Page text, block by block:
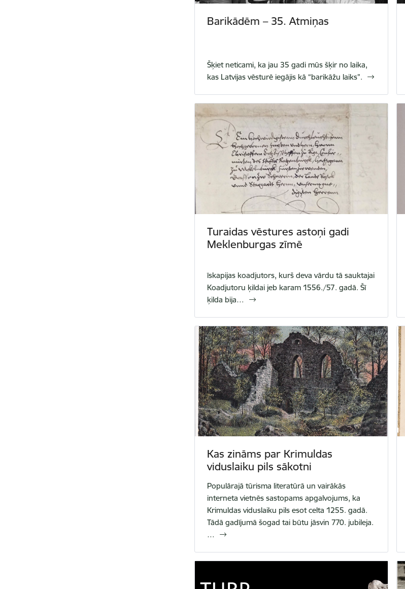
Barikādēm – 35. Atmiņas
Šķiet neticami, ka jau 35 gadi mūs šķir no laika,
kas Latvijas vēsturē iegājis kā “barikāžu laiks”.
Turaidas vēstures astoņi gadi
Meklenburgas zīmē
īskapijas koadjutors, kurš deva vārdu tā sauktajai
Koadjutoru ķildai jeb karam 1556./57. gadā. Šī
ķilda bija…
Kas zināms par Krimuldas
viduslaiku pils sākotni
Populārajā tūrisma literatūrā un vairākās
interneta vietnēs sastopams apgalvojums, ka
Krimuldas viduslaiku pils esot celta 1255. gadā.
Tādā gadījumā šogad tai būtu jāsvin 770. jubileja.
…